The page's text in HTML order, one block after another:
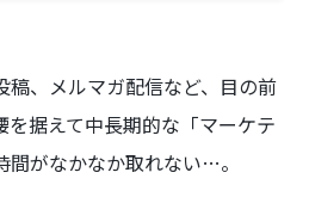
稿、メルマガ配信など、目の前
を据えて中長期的な「マーケテ
間がなかなか取れない…。